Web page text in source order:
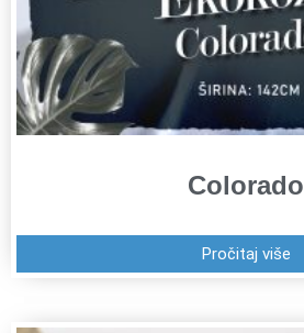
Colorado
Pročitaj više